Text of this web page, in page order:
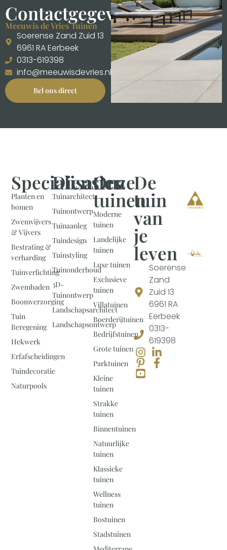
Contactgegevens
Meeuwis de Vries Tuinen
Soerense Zand Zuid 13
6961 RA Eerbeek
0313-619398
info@meeuwisdevries.nl
Bel ons direct
De
tuin
van
je
leven
Soerense
Zand
Zuid 13
6961 RA
Eerbeek
0313-
619398
Onze
tuinen
Moderne
tuinen
Landelijke
tuinen
Luxe tuinen
Exclusieve
tuinen
Villatuinen
Boerderijtuinen
Bedrijfstuinen
Grote tuinen
Parktuinen
Kleine
tuinen
Strakke
tuinen
Binnentuinen
Natuurlijke
tuinen
Klassieke
tuinen
Wellness
tuinen
Bostuinen
Stadstuinen
Diensten
Tuinarchitect
Tuinontwerp
Tuinaanleg
Tuindesign
Tuinstyling
Tuinonderhoud
3D-
Tuinontwerp
Landschapsarchitect
Landschapsontwerp
Specialisaties
Planten en
bomen
Zwemvijvers
& Vijvers
Bestrating &
verharding
Tuinverlichting
Zwembaden
Boomverzorging
Tuin
Beregening
Hekwerk
Erfafscheidingen
Tuindecoratie
Naturpools